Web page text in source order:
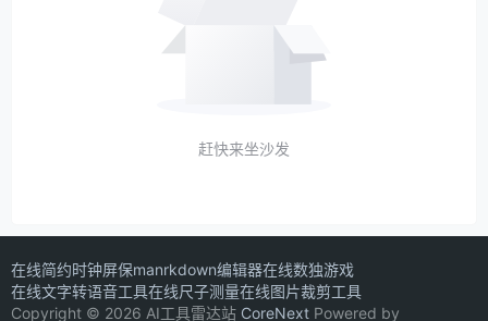
赶快来坐沙发
在线简约时钟屏保manrkdown编辑器在线数独游戏
在线文字转语音工具在线尺子测量在线图片裁剪工具
Copyright © 2026 AI工具雷达站 CoreNext Powered by